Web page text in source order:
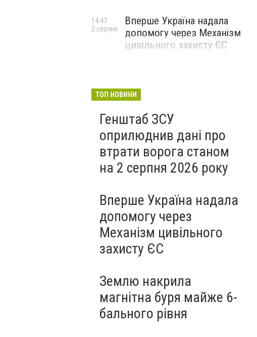
Вперше Україна надала
допомогу через Механізм
цивільного захисту ЄС
14:47
2 серпня
ТОП НОВИНИ
Генштаб ЗСУ
оприлюднив дані про
втрати ворога станом
на 2 серпня 2026 року
Вперше Україна надала
допомогу через
Механізм цивільного
захисту ЄС
Землю накрила
магнітна буря майже 6-
бального рівня